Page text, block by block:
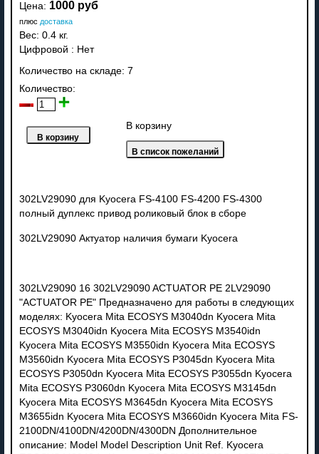
Цена: 1000 руб
плюс доставка
Вес: 0.4 кг.
Цифровой : Нет
Количество на складе: 7
Количество:
В корзину
302LV29090 для Kyocera FS-4100 FS-4200 FS-4300
полный дуплекс привод роликовый блок в сборе
302LV29090 Актуатор наличия бумаги Kyocera
302LV29090 16 302LV29090 ACTUATOR PE 2LV29090
"ACTUATOR PE" Предназначено для работы в следующих
моделях: Kyocera Mita ECOSYS M3040dn Kyocera Mita
ECOSYS M3040idn Kyocera Mita ECOSYS M3540idn
Kyocera Mita ECOSYS M3550idn Kyocera Mita ECOSYS
M3560idn Kyocera Mita ECOSYS P3045dn Kyocera Mita
ECOSYS P3050dn Kyocera Mita ECOSYS P3055dn Kyocera
Mita ECOSYS P3060dn Kyocera Mita ECOSYS M3145dn
Kyocera Mita ECOSYS M3645dn Kyocera Mita ECOSYS
M3655idn Kyocera Mita ECOSYS M3660idn Kyocera Mita FS-
2100DN/4100DN/4200DN/4300DN Дополнительное
описание: Model Model Description Unit Ref. Kyocera